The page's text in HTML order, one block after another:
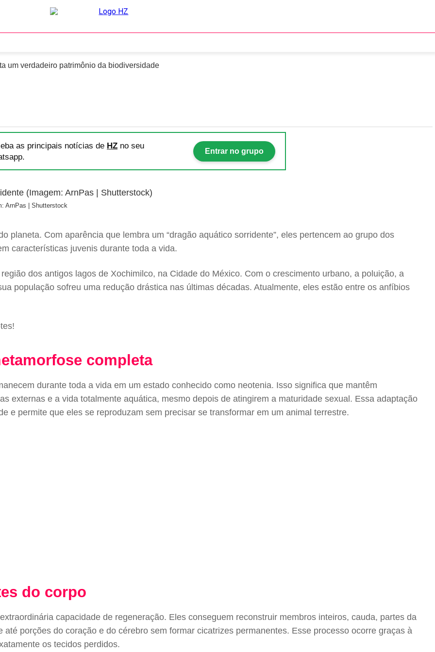
um verdadeiro patrimônio da biodiversidade
as principais notícias de HZ no seu
Entrar no grupo
ArnPas | Shutterstock
planeta. Com aparência que lembra um “dragão aquático sorridente”, eles pertencem ao grupo dos
características juvenis durante toda a vida.
dos antigos lagos de Xochimilco, na Cidade do México. Com o crescimento urbano, a poluição, a
população sofreu uma redução drástica nas últimas décadas. Atualmente, eles estão entre os anfíbios
completa
durante toda a vida em um estado conhecido como neotenia. Isso significa que mantêm
externas e a vida totalmente aquática, mesmo depois de atingirem a maturidade sexual. Essa adaptação
e permite que eles se reproduzam sem precisar se transformar em um animal terrestre.
do corpo
capacidade de regeneração. Eles conseguem reconstruir membros inteiros, cauda, partes da
porções do coração e do cérebro sem formar cicatrizes permanentes. Esse processo ocorre graças à
os tecidos perdidos.